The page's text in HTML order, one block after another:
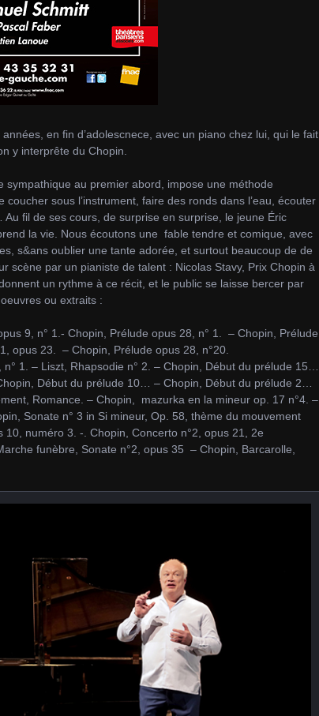
en fin d’adolescnece, avec un piano chez lui, qui le fait
y interprête du Chopin.
sympathique au premier abord, impose une méthode
sous l’instrument, faire des ronds dans l’eau, écouter
fil de ses cours, de surprise en surprise, le jeune Éric
la vie. Nous écoutons une fable tendre et comique, avec
s&ans oublier une tante adorée, et surtout beaucoup de de
scène par un pianiste de talent : Nicolas Stavy, Prix Chopin à
un rythme à ce récit, et le public se laisse bercer par
ou extraits :
9, n° 1.- Chopin, Prélude opus 28, n° 1. – Chopin, Prélude
opus 23. – Chopin, Prélude opus 28, n°20.
1. – Liszt, Rhapsodie n° 2. – Chopin, Début du prélude 15…
Début du prélude 10… – Chopin, Début du prélude 2…
Romance. – Chopin, mazurka en la mineur op. 17 n°4. –
Sonate n° 3 in Si mineur, Op. 58, thème du mouvement
numéro 3. -. Chopin, Concerto n°2, opus 21, 2e
funèbre, Sonate n°2, opus 35 – Chopin, Barcarolle,